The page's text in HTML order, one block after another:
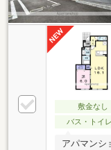
敷金なし
バス・トイ
アパマンシ